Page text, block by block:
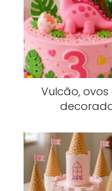
Vulcão,